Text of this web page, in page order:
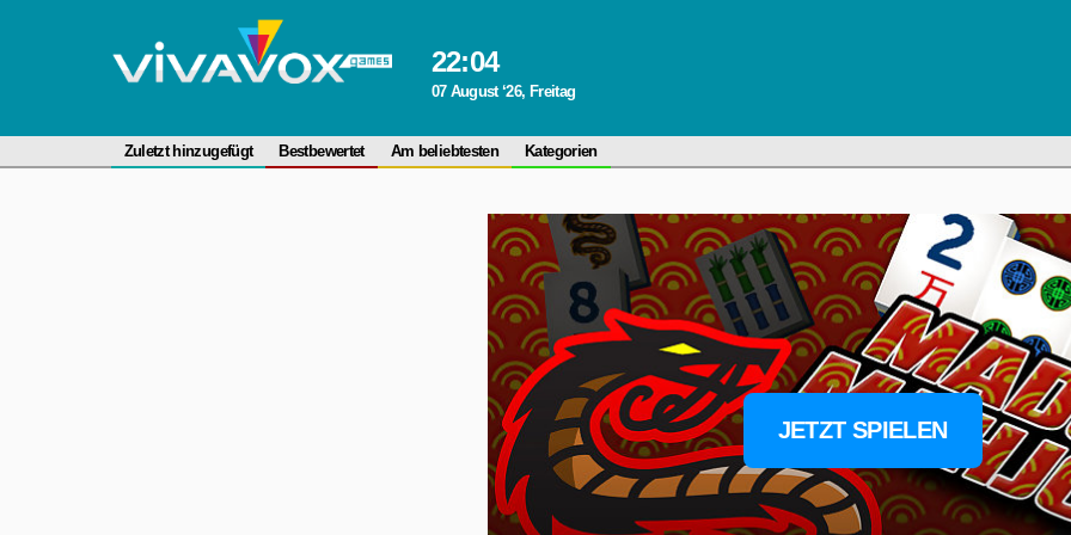
22:04
07 August ‘26, Freitag
Zuletzt hinzugefügt Bestbewertet Am beliebtesten Kategorien
JETZT SPIELEN